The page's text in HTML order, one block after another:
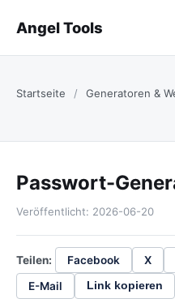
Angel Tools
Startseite / Generatoren &
Passwort-
Veröffentlicht: 2026-06-20
Teilen: Facebook X
E-Mail
Link kopieren